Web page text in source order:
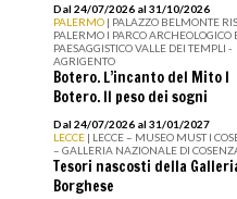
Dal 24/07/2026 al 31/10/2026
PALERMO | PALAZZO BELMONTE
PALERMO I PARCO ARCHEOLOGICO
PAESAGGISTICO VALLE DEI TEMPLI -
AGRIGENTO
Botero. L’incanto del Mito I
Botero. Il peso dei sogni
Dal 24/07/2026 al 31/01/2027
LECCE | LECCE – MUSEO MUST I
– GALLERIA NAZIONALE DI
Tesori nascosti della
Borghese